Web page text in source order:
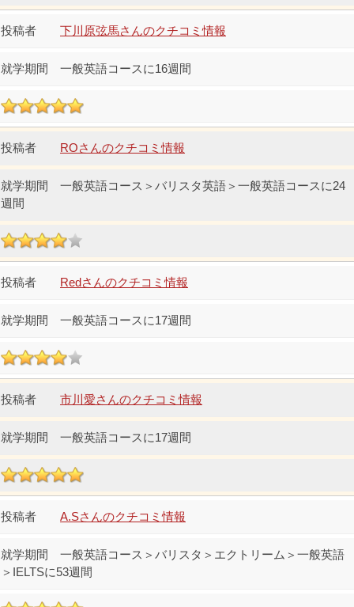
下川原弦馬さんのクチコミ情報
一般英語コースに16週間
ROさんのクチコミ情報
一般英語コース＞バリスタ英語＞一般英語コースに24
週間
Redさんのクチコミ情報
一般英語コースに17週間
市川愛さんのクチコミ情報
一般英語コースに17週間
A.Sさんのクチコミ情報
一般英語コース＞バリスタ＞エクトリーム＞一般英語
＞IELTSに53週間